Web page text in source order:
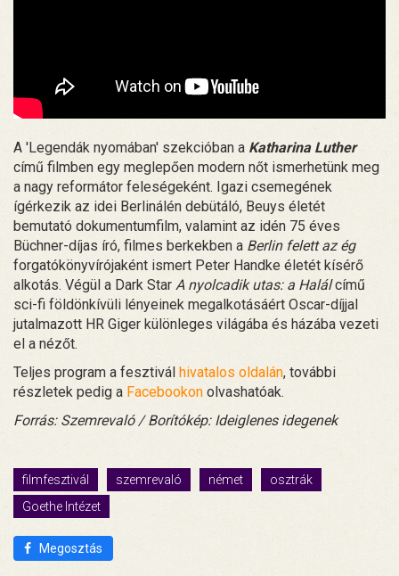
A 'Legendák nyomában' szekcióban a Katharina Luther
című filmben egy meglepően modern nőt ismerhetünk meg
a nagy reformátor feleségeként. Igazi csemegének
ígérkezik az idei Berlinálén debütáló, Beuys életét
bemutató dokumentumfilm, valamint az idén 75 éves
Büchner-díjas író, filmes berkekben a Berlin felett az ég
forgatókönyvírójaként ismert Peter Handke életét kísérő
alkotás. Végül a Dark Star A nyolcadik utas: a Halálcímű
sci-fi földönkívüli lényeinek megalkotásáért Oscar-díjjal
jutalmazott HR Giger különleges világába és házába vezeti
el a nézőt.
Teljes program a fesztivál hivatalos oldalán, további
részletek pedig a Facebookon olvashatóak.
Forrás: Szemrevaló / Borítókép: Ideiglenes idegenek
filmfesztivál szemrevaló német
osztrák
Goethe Intézet
Megosztás